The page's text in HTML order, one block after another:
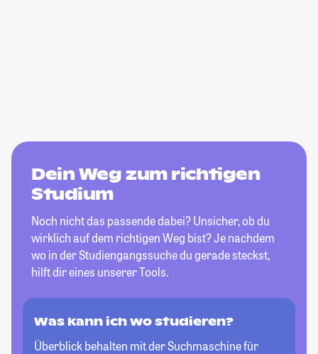
Dein Weg zum richtigen
Studium
Noch nicht das passende dabei? Unsicher, ob du
wirklich auf dem richtigen Weg bist? Je nachdem
wo in der Studiengangssuche du gerade steckst,
hilft dir eines unserer Tools.
Was kann ich wo studieren?
Überblick behalten mit der Suchmaschine für